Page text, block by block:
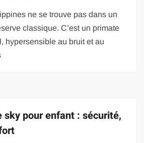
ne se trouve pas dans un
classique. C’est un primate
hypersensible au bruit et au
sky pour enfant : sécurité,